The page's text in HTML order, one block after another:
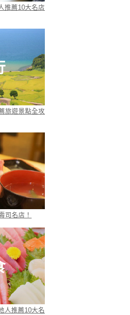
推薦10大名店
旅遊景點全攻
司名店！
人推薦10大名